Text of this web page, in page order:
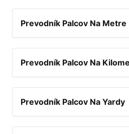
Prevodník Palcov Na Metre
Prevodník Palcov Na
Prevodník Palcov Na Yardy